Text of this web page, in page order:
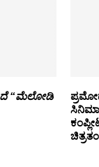
“ಮೆಲೋಡಿ